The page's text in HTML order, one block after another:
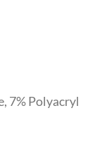
7% Polyacryl